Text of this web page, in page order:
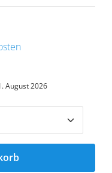
August 2026